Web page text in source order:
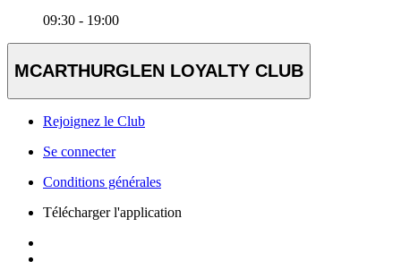
09:30 - 19:00
MCARTHURGLEN LOYALTY CLUB
Rejoignez le Club
Se connecter
Conditions générales
Télécharger l'application